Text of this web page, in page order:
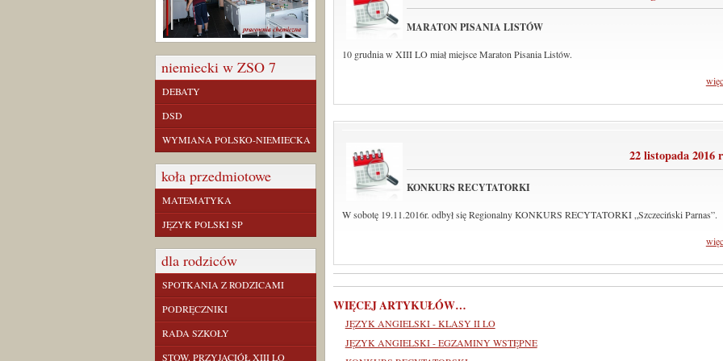
MARATON PISANIA LISTÓW
10 grudnia w XIII LO miał miejsce Maraton Pisania Listów.
22 listopada 2016
KONKURS RECYTATORKI
W sobotę 19.11.2016r. odbył się Regionalny KONKURS RECYTATORKI „Szczeciński Parnas”.
WIĘCEJ ARTYKUŁÓW…
JĘZYK ANGIELSKI - KLASY II LO
JĘZYK ANGIELSKI - EGZAMINY WSTĘPNE
niemiecki w ZSO 7
DEBATY
DSD
WYMIANA POLSKO-NIEMIECKA
koła przedmiotowe
MATEMATYKA
JĘZYK POLSKI SP
dla rodziców
SPOTKANIA Z RODZICAMI
PODRĘCZNIKI
RADA SZKOŁY
STOW. PRZYJACIÓŁ XIII LO